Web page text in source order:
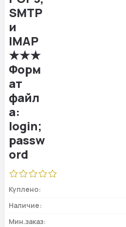
Куплено:
Наличие:
Мин.заказ: